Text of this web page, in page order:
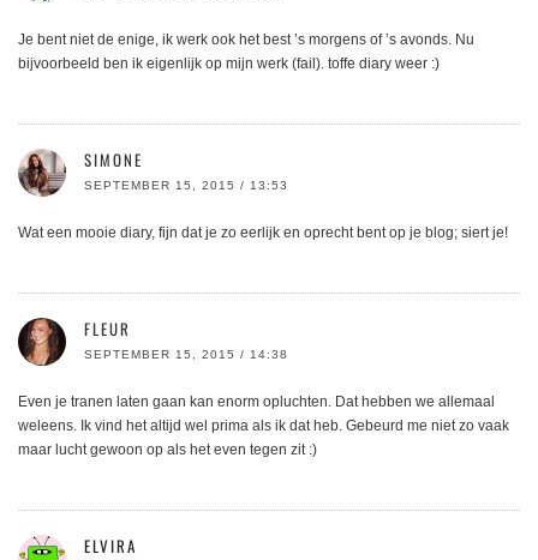
Je bent niet de enige, ik werk ook het best ’s morgens of ’s avonds. Nu
bijvoorbeeld ben ik eigenlijk op mijn werk (fail). toffe diary weer :)
SIMONE
SEPTEMBER 15, 2015 / 13:53
Wat een mooie diary, fijn dat je zo eerlijk en oprecht bent op je blog; siert je!
FLEUR
SEPTEMBER 15, 2015 / 14:38
Even je tranen laten gaan kan enorm opluchten. Dat hebben we allemaal
weleens. Ik vind het altijd wel prima als ik dat heb. Gebeurd me niet zo vaak
maar lucht gewoon op als het even tegen zit :)
ELVIRA